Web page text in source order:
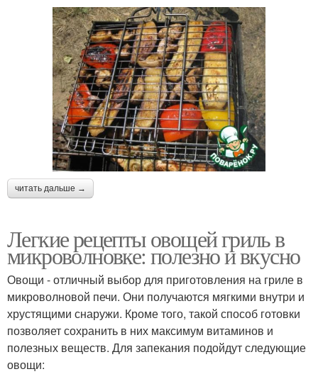
читать дальше →
Легкие рецепты овощей гриль в
микроволновке: полезно и вкусно
Овощи - отличный выбор для приготовления на гриле в
микроволновой печи. Они получаются мягкими внутри и
хрустящими снаружи. Кроме того, такой способ готовки
позволяет сохранить в них максимум витаминов и
полезных веществ. Для запекания подойдут следующие
овощи: